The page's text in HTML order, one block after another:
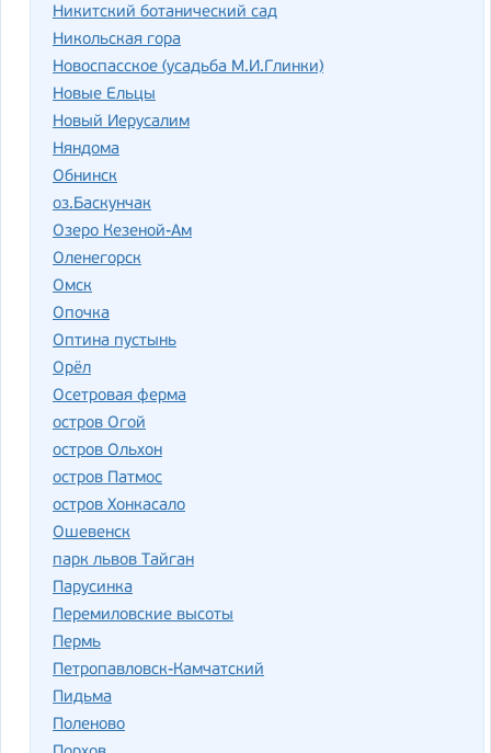
Никитский ботанический сад
Никольская гора
Новоспасское (усадьба М.И.Глинки)
Новые Ельцы
Новый Иерусалим
Няндома
Обнинск
оз.Баскунчак
Озеро Кезеной-Ам
Оленегорск
Омск
Опочка
Оптина пустынь
Орёл
Осетровая ферма
остров Огой
остров Ольхон
остров Патмос
остров Хонкасало
Ошевенск
парк львов Тайган
Парусинка
Перемиловские высоты
Пермь
Петропавловск-Камчатский
Пидьма
Поленово